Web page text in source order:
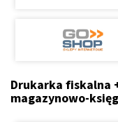
Drukarka fiskalna
magazynowo-